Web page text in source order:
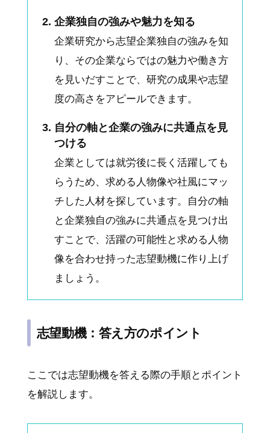
企業独自の強みや魅力を知る
企業研究から志望企業独自の強みを知
り、その企業ならではの魅力や働き方
を見いだすことで、研究の成果や志望
度の高さをアピールできます。
自分の軸と企業の強みに共通点を見
つける
企業としては就労後に長く活躍しても
らうため、求める人物像や社風にマッ
チした人材を探しています。自分の軸
と企業独自の強みに共通点を見つけ出
すことで、活躍の可能性と求める人物
像を合わせ持った志望動機に作り上げ
ましょう。
志望動機：答え方のポイント
ここでは志望動機を答える際の手順とポイント
を解説します。